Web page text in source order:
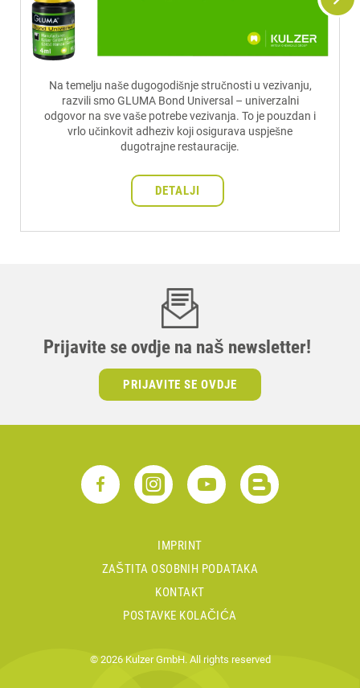
Na temelju naše dugogodišnje stručnosti u vezivanju,
razvili smo GLUMA Bond Universal – univerzalni
odgovor na sve vaše potrebe vezivanja. To je pouzdan i
vrlo učinkovit adheziv koji osigurava uspješne
dugotrajne restauracije.
DETALJI
Prijavite se ovdje na naš newsletter!
PRIJAVITE SE OVDJE
IMPRINT
ZAŠTITA OSOBNIH PODATAKA
KONTAKT
POSTAVKE KOLAČIĆA
© 2026 Kulzer GmbH. All rights reserved